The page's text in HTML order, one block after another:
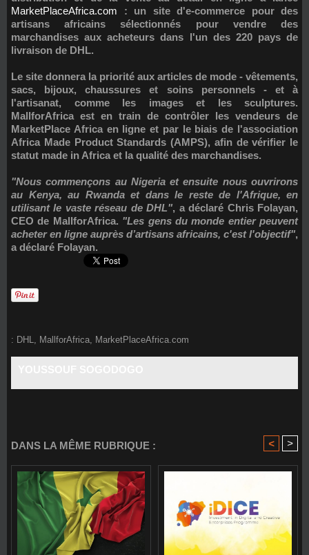
MarketPlaceAfrica.com : un site d'e-commerce pour des
artisans africains sélectionnés pour vendre des
marchandises aux acheteurs dans l'un des 220 pays de
livraison de DHL.
Le site donnera la priorité aux articles de mode - vêtements,
sacs, bijoux, chaussures et soins personnels - et à
l'artisanat, comme les images et les sculptures.
MallforAfrica est en train de contrôler les vendeurs de
MarketPlace Africa en ligne et par le biais de l'association
Africa Made Product Standards (AMPS), afin de vérifier le
statut made in Africa et la qualité des marchandises.
"Nous commençons au Nigeria et ensuite nous ouvrirons
au Kenya, au Rwanda et dans le reste de l'Afrique, en
utilisant le vaste réseau de DHL", a déclaré Chris Folayan,
CEO de MallforAfrica. "Les gens du monde entier peuvent
acheter en ligne auprès d’artisans africains, c'est l'objectif",
a déclaré Folayan.
: DHL, MallforAfrica, MarketPlaceAfrica.com
DANS LA MÊME RUBRIQUE : < >